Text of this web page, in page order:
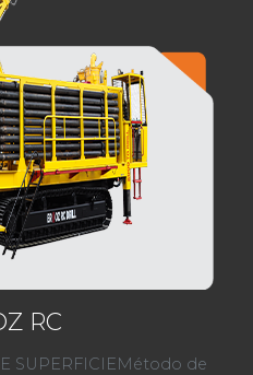
RC
SUPERFICIEMétodo de